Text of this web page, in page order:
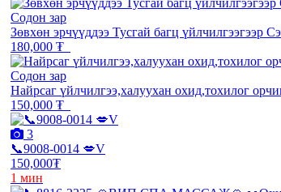
Содон зар
Зөвхөн эрчүүддээ Тусгай багц үйлчилгээгээр
180,000 ₮
Содон зар
Найрсаг үйлчилгээ,халуухан охид,тохилог
150,000 ₮
3
📞9008-0014 💋V
150,000₮
1 мин